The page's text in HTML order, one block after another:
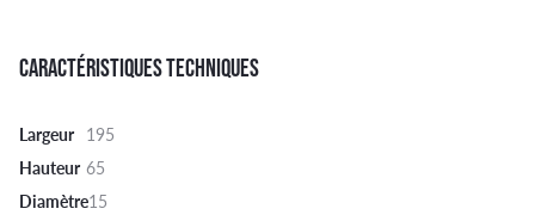
CARACTÉRISTIQUES TECHNIQUES
Largeur 195
Hauteur 65
Diamètre15